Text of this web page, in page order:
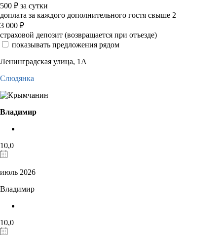
500 ₽ за сутки
доплата за каждого дополнительного гостя свыше 2
3 000 ₽
страховой депозит (возвращается при отъезде)
показывать предложения рядом
Ленинградская улица, 1А
Слюдянка
Владимир
10,0
июль 2026
Владимир
10,0